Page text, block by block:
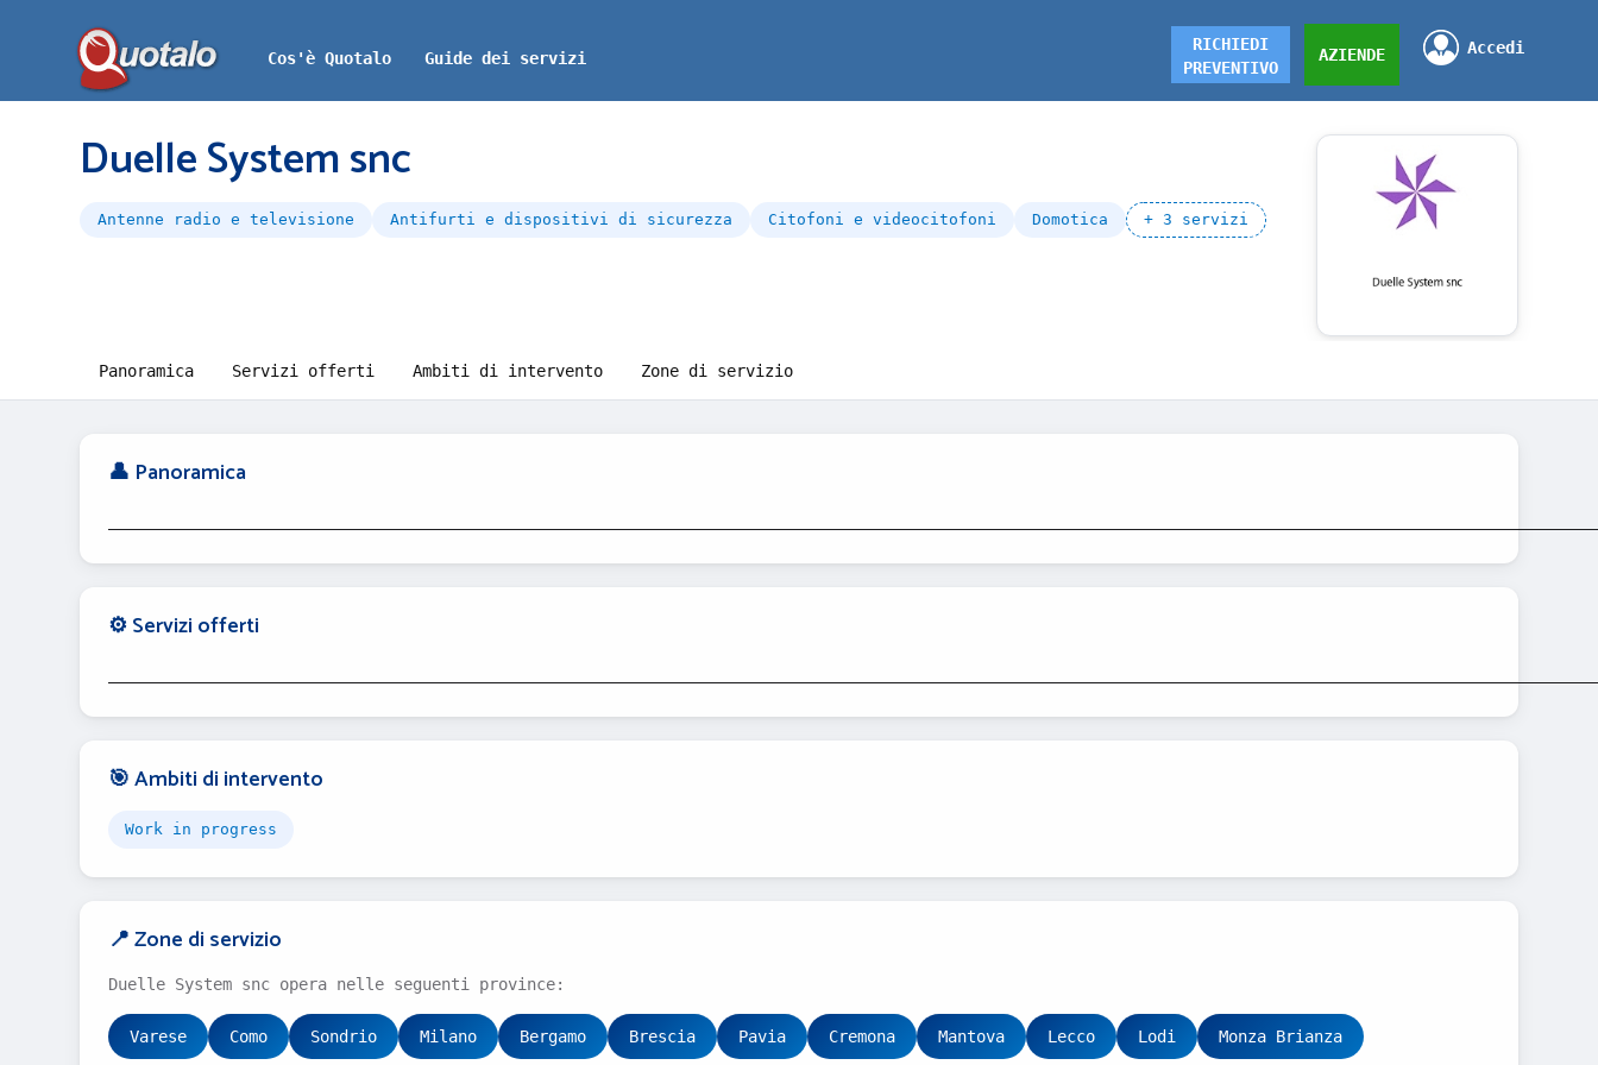
Cos'è Quotalo Guide dei servizi
Accedi
AZIENDE
RICHIEDI
PREVENTIVO
Duelle System snc
Antenne radio e televisione Antifurti e dispositivi di sicurezza Citofoni e videocitofoni Domotica + 3 servizi
Panoramica Servizi offerti Ambiti di intervento Zone di servizio
👤 Panoramica
⚙️ Servizi offerti
🎯 Ambiti di intervento
Work in progress
📍 Zone di servizio
Duelle System snc opera nelle seguenti province:
Varese Como Sondrio Milano Bergamo Brescia Pavia Cremona Mantova Lecco Lodi Monza Brianza